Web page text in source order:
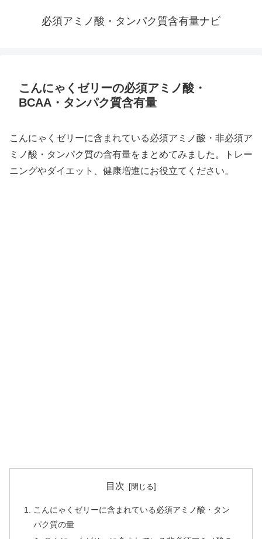
必須アミノ酸・タンパク質含有量ナビ
こんにゃくゼリーの必須アミノ酸・
BCAA・タンパク質含有量
こんにゃくゼリーに含まれている必須アミノ酸・非必須ア
ミノ酸・タンパク質の含有量をまとめてみました。トレー
ニングやダイエット、健康増進にお役立てください。
目次
こんにゃくゼリーに含まれている必須アミノ酸・タン
パク質の量